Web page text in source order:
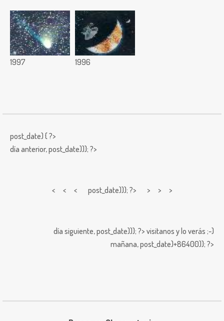
1997 1996
post_date) { ?>
día anterior,post_date))); ?>
< < < post_date))); ?> > > >
día siguiente,post_date))); ?> visitanos y lo verás ;-)
mañana,post_date)+86400)); ?>